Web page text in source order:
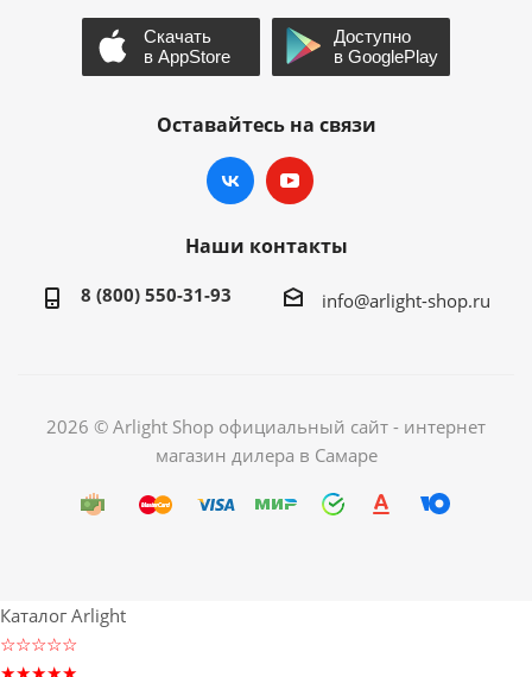
Оставайтесь на связи
Наши контакты
8 (800) 550-31-93 info@arlight-shop.ru
2026 © Arlight Shop официальный сайт - интернет
магазин дилера в Самаре
Каталог Arlight
☆☆☆☆☆
★★★★★